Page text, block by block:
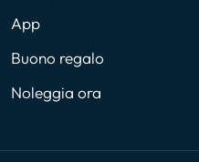
App
Buono regalo
Noleggia ora